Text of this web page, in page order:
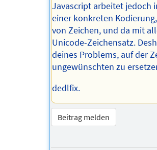
Javascript arbeitet jedoch
einer konkreten
von Zeichen, und da mit
Unicode-Zeichensatz.
deines Problems, auf der
ungewünschten zu
dedlfix.
Beitrag melden